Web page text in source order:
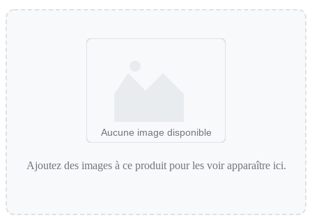
Aucune image disponible
Ajoutez des images à ce produit pour les voir apparaître ici.